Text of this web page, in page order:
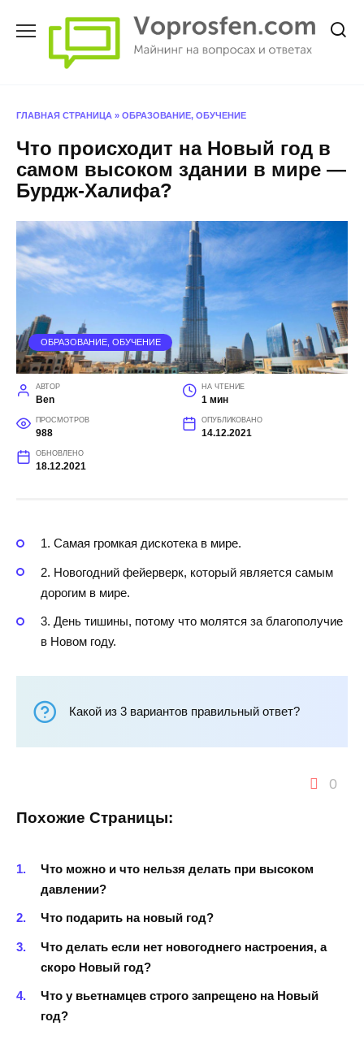
ГЛАВНАЯ СТРАНИЦА » ОБРАЗОВАНИЕ, ОБУЧЕНИЕ
Что происходит на Новый год в
самом высоком здании в мире —
Бурдж-Халифа?
ОБРАЗОВАНИЕ, ОБУЧЕНИЕ
АВТОР
Ben
НА ЧТЕНИЕ
1 мин
ПРОСМОТРОВ
988
ОПУБЛИКОВАНО
14.12.2021
ОБНОВЛЕНО
18.12.2021
1. Самая громкая дискотека в мире.
2. Новогодний фейерверк, который является самым
дорогим в мире.
3. День тишины, потому что молятся за благополучие
в Новом году.
Какой из 3 вариантов правильный ответ?
0
Похожие Страницы:
Что можно и что нельзя делать при высоком
давлении?
Что подарить на новый год?
Что делать если нет новогоднего настроения, а
скоро Новый год?
Что у вьетнамцев строго запрещено на Новый
год?